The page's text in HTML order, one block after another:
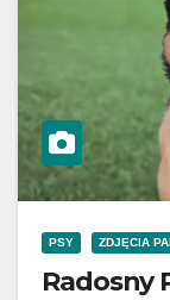
PSY ZDJĘCIA
Radosny